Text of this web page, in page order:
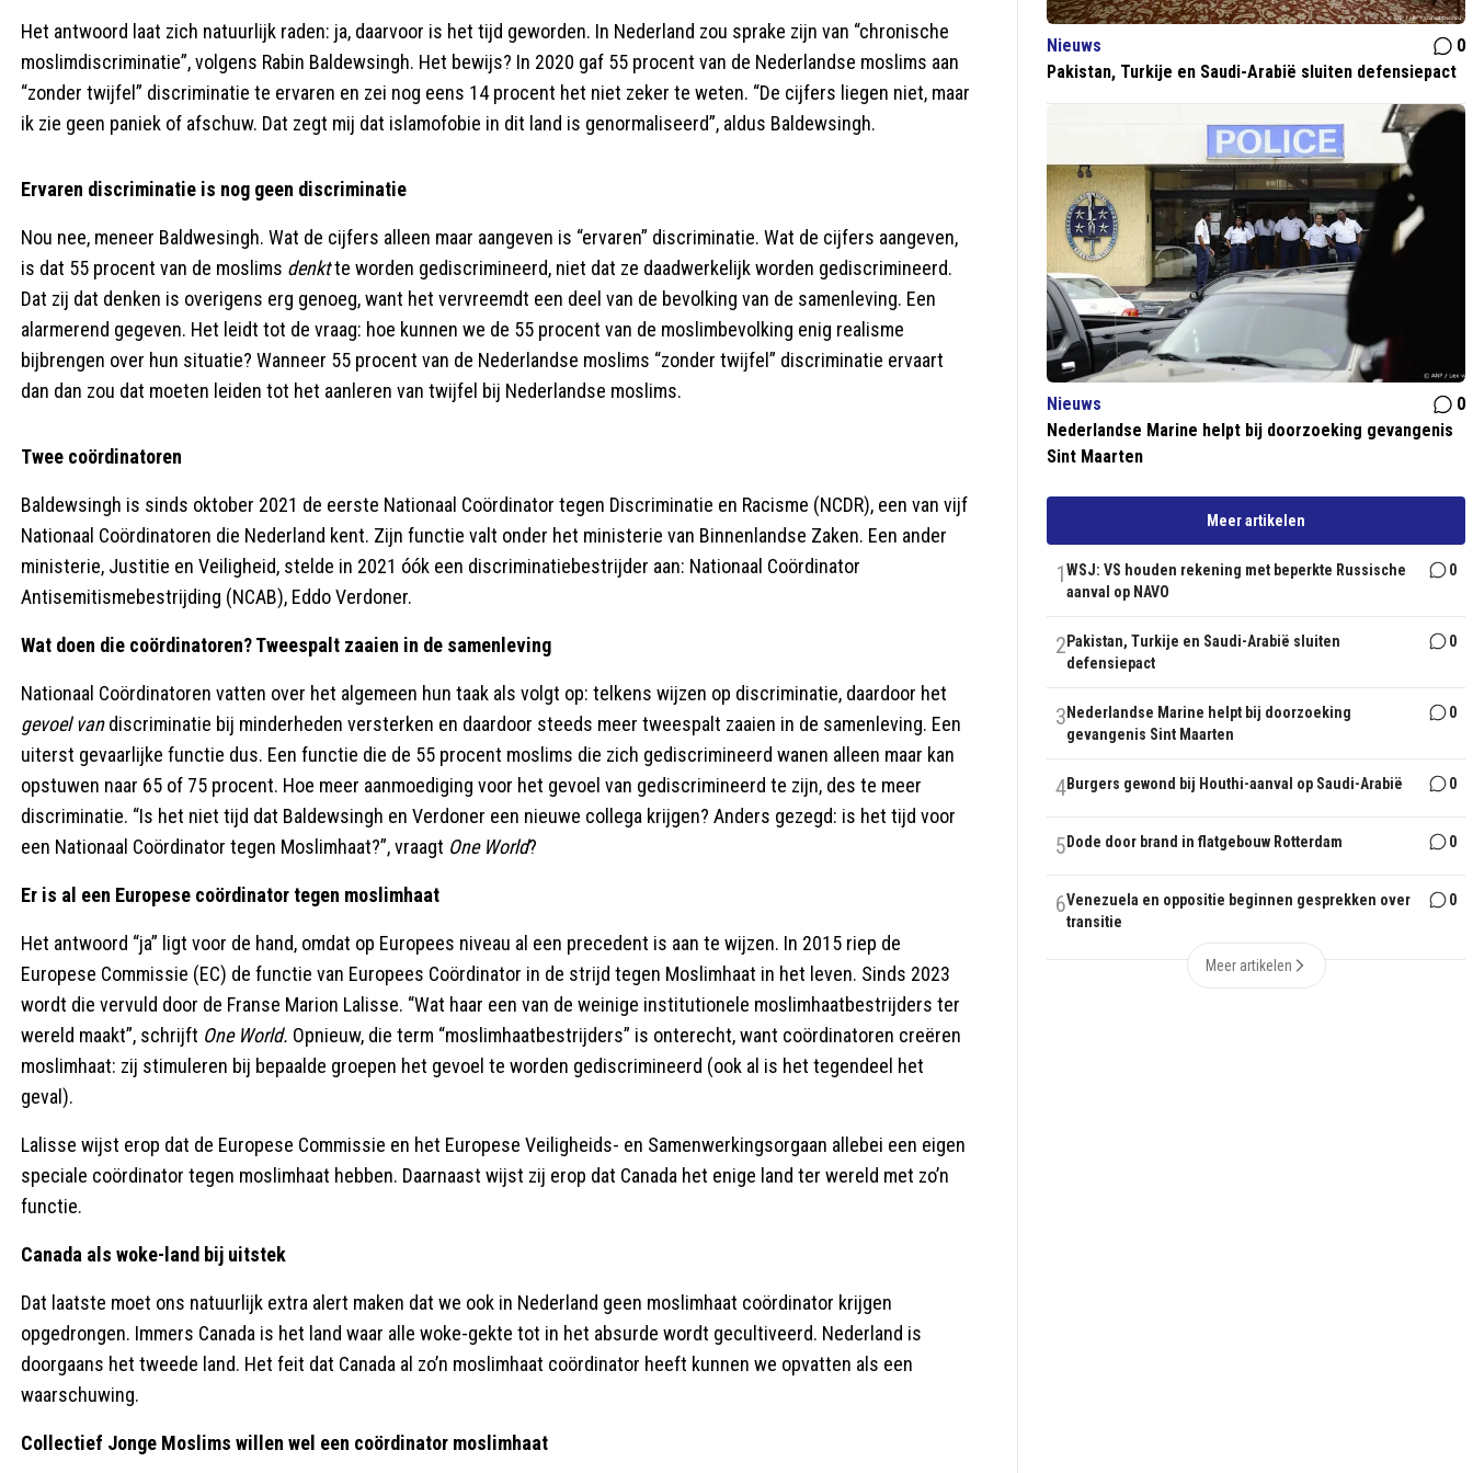
Het antwoord laat zich natuurlijk raden: ja, daarvoor is het tijd geworden. In Nederland zou sprake zijn van “chronische
moslimdiscriminatie”, volgens Rabin Baldewsingh. Het bewijs? In 2020 gaf 55 procent van de Nederlandse moslims aan
“zonder twijfel” discriminatie te ervaren en zei nog eens 14 procent het niet zeker te weten. “De cijfers liegen niet, maar
ik zie geen paniek of afschuw. Dat zegt mij dat islamofobie in dit land is genormaliseerd”, aldus Baldewsingh.
Ervaren discriminatie is nog geen discriminatie
Nou nee, meneer Baldwesingh. Wat de cijfers alleen maar aangeven is “ervaren” discriminatie. Wat de cijfers aangeven,
is dat 55 procent van de moslims denktte worden gediscrimineerd, niet dat ze daadwerkelijk worden gediscrimineerd.
Dat zij dat denken is overigens erg genoeg, want het vervreemdt een deel van de bevolking van de samenleving. Een
alarmerend gegeven. Het leidt tot de vraag: hoe kunnen we de 55 procent van de moslimbevolking enig realisme
bijbrengen over hun situatie? Wanneer 55 procent van de Nederlandse moslims “zonder twijfel” discriminatie ervaart
dan dan zou dat moeten leiden tot het aanleren van twijfel bij Nederlandse moslims.
Twee coördinatoren
Baldewsingh is sinds oktober 2021 de eerste Nationaal Coördinator tegen Discriminatie en Racisme (NCDR), een van vijf
Nationaal Coördinatoren die Nederland kent. Zijn functie valt onder het ministerie van Binnenlandse Zaken. Een ander
ministerie, Justitie en Veiligheid, stelde in 2021 óók een discriminatiebestrijder aan: Nationaal Coördinator
Antisemitismebestrijding (NCAB), Eddo Verdoner.
Wat doen die coördinatoren? Tweespalt zaaien in de samenleving
Nationaal Coördinatoren vatten over het algemeen hun taak als volgt op: telkens wijzen op discriminatie, daardoor het
gevoel vandiscriminatie bij minderheden versterken en daardoor steeds meer tweespalt zaaien in de samenleving. Een
uiterst gevaarlijke functie dus. Een functie die de 55 procent moslims die zich gediscrimineerd wanen alleen maar kan
opstuwen naar 65 of 75 procent. Hoe meer aanmoediging voor het gevoel van gediscrimineerd te zijn, des te meer
discriminatie. “Is het niet tijd dat Baldewsingh en Verdoner een nieuwe collega krijgen? Anders gezegd: is het tijd voor
een Nationaal Coördinator tegen Moslimhaat?”, vraagt One World?
Er is al een Europese coördinator tegen moslimhaat
Het antwoord “ja” ligt voor de hand, omdat op Europees niveau al een precedent is aan te wijzen. In 2015 riep de
Europese Commissie (EC) de functie van Europees Coördinator in de strijd tegen Moslimhaat in het leven. Sinds 2023
wordt die vervuld door de Franse Marion Lalisse. “Wat haar een van de weinige institutionele moslimhaatbestrijders ter
wereld maakt”, schrijft One World. Opnieuw, die term “moslimhaatbestrijders” is onterecht, want coördinatoren creëren
moslimhaat: zij stimuleren bij bepaalde groepen het gevoel te worden gediscrimineerd (ook al is het tegendeel het
geval).
Lalisse wijst erop dat de Europese Commissie en het Europese Veiligheids- en Samenwerkingsorgaan allebei een eigen
speciale coördinator tegen moslimhaat hebben. Daarnaast wijst zij erop dat Canada het enige land ter wereld met zo’n
functie.
Canada als woke-land bij uitstek
Dat laatste moet ons natuurlijk extra alert maken dat we ook in Nederland geen moslimhaat coördinator krijgen
opgedrongen. Immers Canada is het land waar alle woke-gekte tot in het absurde wordt gecultiveerd. Nederland is
doorgaans het tweede land. Het feit dat Canada al zo’n moslimhaat coördinator heeft kunnen we opvatten als een
waarschuwing.
Collectief Jonge Moslims willen wel een coördinator moslimhaat
Nieuws
0
Pakistan, Turkije en Saudi-Arabië sluiten defensiepact
Nieuws
0
Nederlandse Marine helpt bij doorzoeking gevangenis
Sint Maarten
Meer artikelen
1WSJ: VS houden rekening met beperkte Russische
aanval op NAVO
0
2 Pakistan, Turkije en Saudi-Arabië sluiten
defensiepact
0
3 Nederlandse Marine helpt bij doorzoeking
gevangenis Sint Maarten
0
4Burgers gewond bij Houthi-aanval op Saudi-Arabië 0
5 Dode door brand in flatgebouw Rotterdam 0
6Venezuela en oppositie beginnen gesprekken over
transitie
0
Meer artikelen